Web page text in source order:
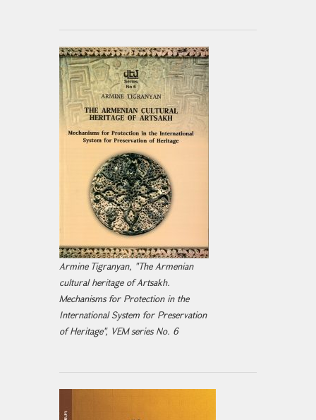
Armine Tigranyan, "The Armenian
cultural heritage of Artsakh.
Mechanisms for Protection in the
International System for Preservation
of Heritage", VEM series No. 6